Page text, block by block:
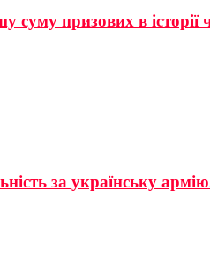
суму призових в
за українську